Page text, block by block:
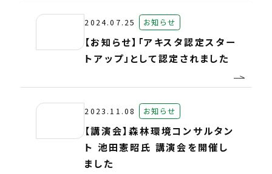
2024.07.25 お知らせ
【お知らせ】「アキスタ認定スター
トアップ」として認定されました
2023.11.08 お知らせ
【講演会】森林環境コンサルタン
ト 池田憲昭氏 講演会を開催し
ました